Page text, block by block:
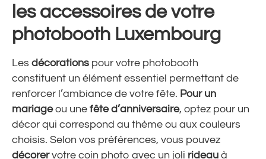
les accessoires de votre
photobooth Luxembourg
Les décorations pour votre photobooth
constituent un élément essentiel permettant de
renforcer l’ambiance de votre fête. Pour un
mariageou une fête d’anniversaire, optez pour un
décor qui correspond au thème ou aux couleurs
choisis. Selon vos préférences, vous pouvez
décorervotre coin photo avec un joli rideau à